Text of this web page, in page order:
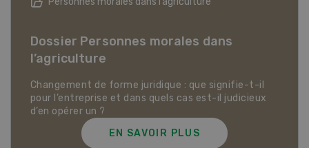
Dossier Articles biologiques
EN SAVOIR PLUS